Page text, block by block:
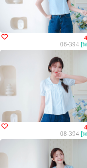
06-394 [
08-394 [